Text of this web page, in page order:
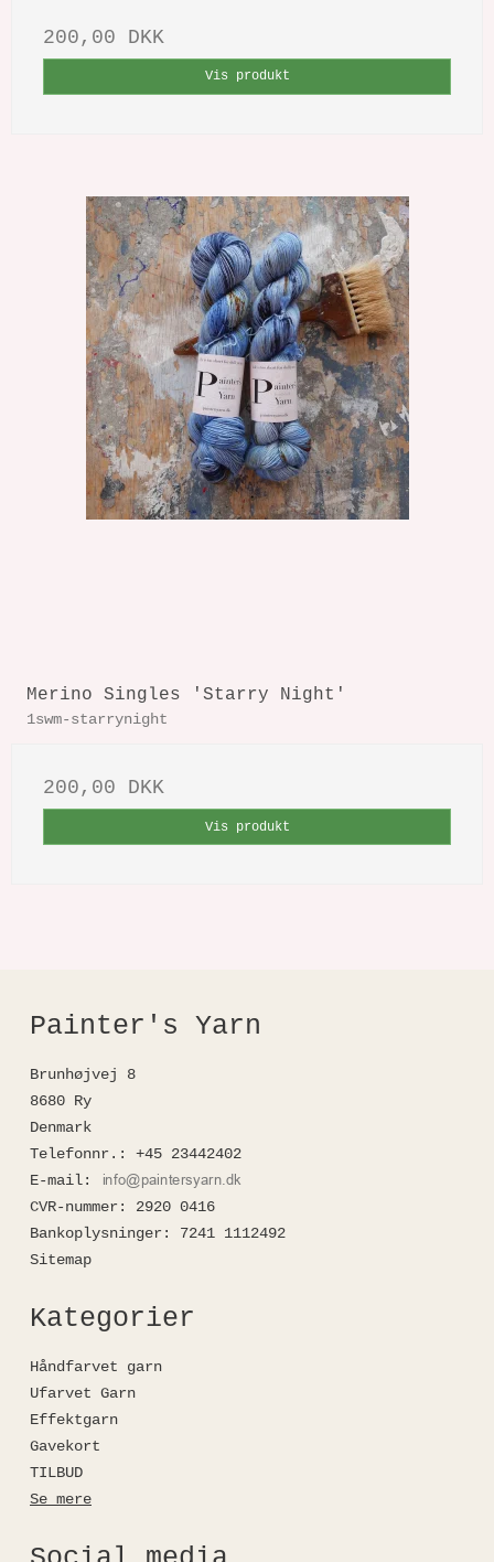
200,00 DKK
Vis produkt
Merino Singles 'Starry Night'
1swm-starrynight
200,00 DKK
Vis produkt
Painter's Yarn
Brunhøjvej 8
8680 Ry
Denmark
Telefonnr. :
+45 23442402
E-mail:
CVR-nummer:
2920 0416
Bankoplysninger:
7241 1112492
Sitemap
Kategorier
Håndfarvet garn
Ufarvet Garn
Effektgarn
Gavekort
TILBUD
Se mere